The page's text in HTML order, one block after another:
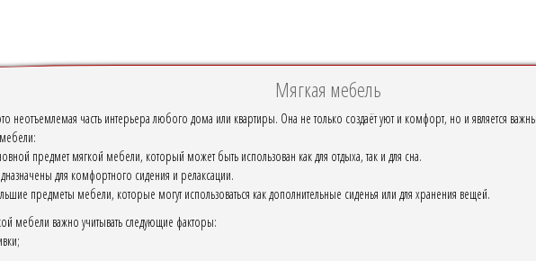
Мягкая мебель
неотъемлемая часть интерьера любого дома или квартиры. Она не только создаёт уют и комфорт, но и является
предмет мягкой мебели, который может быть использован как для отдыха, так и для сна.
для комфортного сидения и релаксации.
предметы мебели, которые могут использоваться как дополнительные сиденья или для хранения вещей.
мебели важно учитывать следующие факторы: